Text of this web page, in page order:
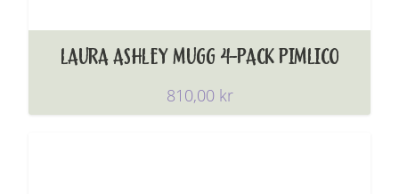
LAURA ASHLEY MUGG 4-PACK PIMLICO
810,00 kr